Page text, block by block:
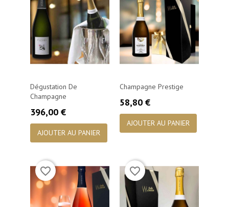
Dégustation De
Champagne
Prix
396,00 €
AJOUTER AU PANIER
Champagne Prestige
Prix
58,80 €
AJOUTER AU PANIER
favorite_border favorite_border